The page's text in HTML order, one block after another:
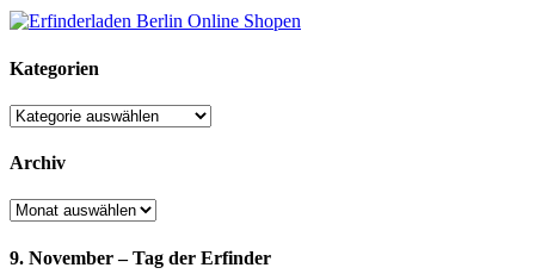
Kategorien
Kategorien
Archiv
Archiv
9. November – Tag der Erfinder